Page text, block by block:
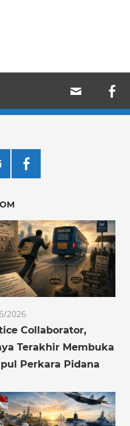
2026
Collaborator,
Terakhir Membuka
Perkara Pidana